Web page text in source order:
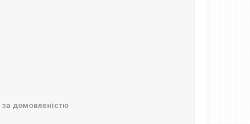
за домовленістю